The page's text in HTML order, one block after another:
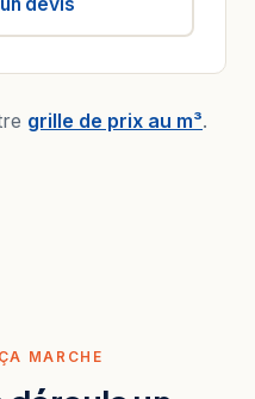
grille de prix au m³.
MARCHE